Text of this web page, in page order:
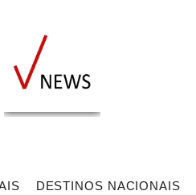
DESTINOS NACIONAIS